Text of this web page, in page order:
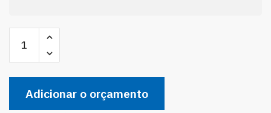
Calço
Motor
Direito
Hidráulico
Adicionar o orçamento